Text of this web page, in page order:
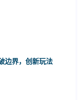
边界，创新玩法